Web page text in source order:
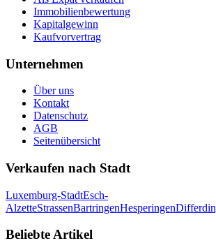
Immobilienbewertung
Kapitalgewinn
Kaufvorvertrag
Unternehmen
Über uns
Kontakt
Datenschutz
AGB
Seitenübersicht
Verkaufen nach Stadt
Luxemburg-StadtEsch-
AlzetteStrassenBartringenHesperingen
Beliebte Artikel